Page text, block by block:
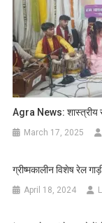
Agra News: शास्त्रीय
March 17, 2025
ग्रीष्मकालीन विशेष रेल
April 18, 2024